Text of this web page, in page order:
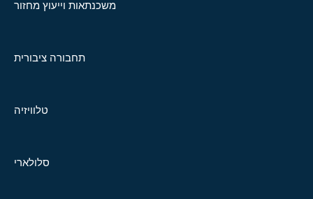
משכנתאות וייעוץ מחזור
תחבורה ציבורית
טלוויזיה
סלולארי